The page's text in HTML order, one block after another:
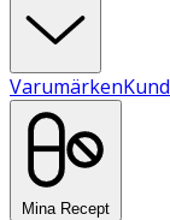
Varumärken
Mina Recept